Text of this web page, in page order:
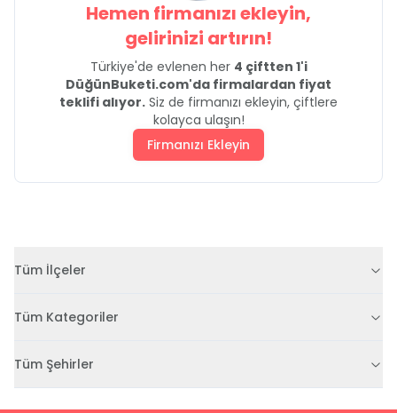
Hemen firmanızı ekleyin,
gelirinizi artırın!
Türkiye'de evlenen her 4 çiftten 1'i
DüğünBuketi.com'da firmalardan fiyat
teklifi alıyor. Siz de firmanızı ekleyin, çiftlere
kolayca ulaşın!
Firmanızı Ekleyin
Tüm İlçeler
Tüm Kategoriler
Tüm Şehirler